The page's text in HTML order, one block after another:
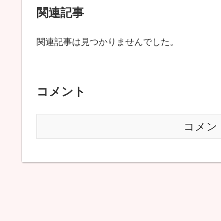
関連記事
関連記事は見つかりませんでした。
コメント
コメン